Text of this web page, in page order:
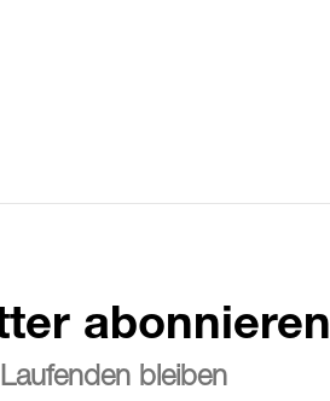
abonnieren
bleiben